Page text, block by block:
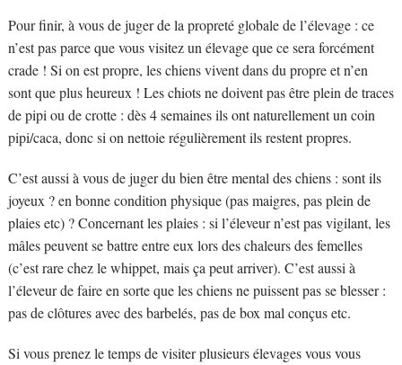
Pour finir, à vous de juger de la propreté globale de l’élevage : ce
n’est pas parce que vous visitez un élevage que ce sera forcément
crade ! Si on est propre, les chiens vivent dans du propre et n’en
sont que plus heureux ! Les chiots ne doivent pas être plein de traces
de pipi ou de crotte : dès 4 semaines ils ont naturellement un coin
pipi/caca, donc si on nettoie régulièrement ils restent propres.
C’est aussi à vous de juger du bien être mental des chiens : sont ils
joyeux ? en bonne condition physique (pas maigres, pas plein de
plaies etc) ? Concernant les plaies : si l’éleveur n’est pas vigilant, les
mâles peuvent se battre entre eux lors des chaleurs des femelles
(c’est rare chez le whippet, mais ça peut arriver). C’est aussi à
l’éleveur de faire en sorte que les chiens ne puissent pas se blesser :
pas de clôtures avec des barbelés, pas de box mal conçus etc.
Si vous prenez le temps de visiter plusieurs élevages vous vous